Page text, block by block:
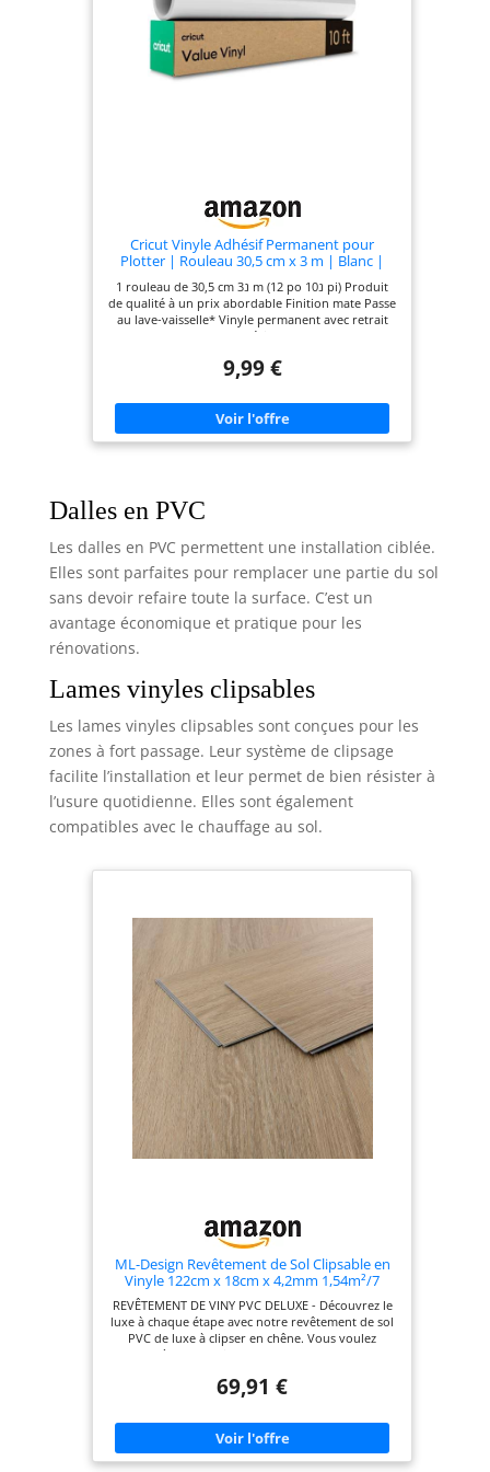
Cricut Vinyle Adhésif Permanent pour
Plotter | Rouleau 30,5 cm x 3 m | Blanc |
Stickers et Mur | Compatible avec toutes les
machines Cricut | Smart Vinyl
1 rouleau de 30,5 cm נ3 m (12 po נ10 pi) Produit
de qualité à un prix abordable Finition mate Passe
au lave-vaisselle* Vinyle permanent avec retrait
sans résidus
9,99 €
Dalles en PVC
Les dalles en PVC permettent une installation ciblée.
Elles sont parfaites pour remplacer une partie du sol
sans devoir refaire toute la surface. C’est un
avantage économique et pratique pour les
rénovations.
Lames vinyles clipsables
Les lames vinyles clipsables sont conçues pour les
zones à fort passage. Leur système de clipsage
facilite l’installation et leur permet de bien résister à
l’usure quotidienne. Elles sont également
compatibles avec le chauffage au sol.
ML-Design Revêtement de Sol Clipsable en
Vinyle 122cm x 18cm x 4,2mm 1,54m²/7
Planches Chêne Marron Golden Hour
Imitation de Parquet Lames en PVC
Emboîtables Antidérapant Étanche Classe
Charge 34
REVÊTEMENT DE VINY PVC DELUXE - Découvrez le
luxe à chaque étape avec notre revêtement de sol
PVC de luxe à clipser en chêne. Vous voulez
donner à votre maison une nouvelle apparence
PVC de luxe à clipser à motif chêne est le choix
SURFACES ÉSTHÉTIQUES - La surface texturée des
lames en PVC rend l'effet bois encore plus réaliste
et apporte une atmosphère chaleureuse à votre
69,91 €